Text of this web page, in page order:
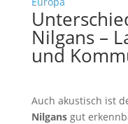
Nilgans –
und
Auch akustisch ist
Nilgansgut